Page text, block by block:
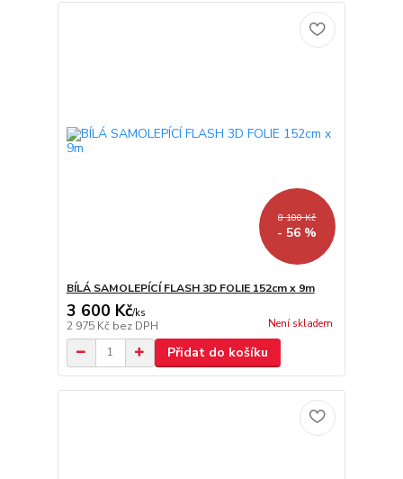
8 100 Kč
- 56 %
BÍLÁ SAMOLEPÍCÍ FLASH 3D FOLIE 152cm x 9m
3 600 Kč/ks
2 975 Kč bez DPH Není skladem
Přidat do košíku